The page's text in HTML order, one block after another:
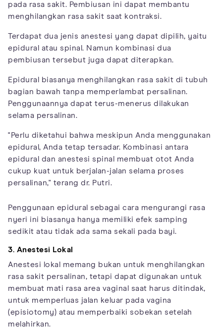
pada rasa sakit. Pembiusan ini dapat membantu
menghilangkan rasa sakit saat kontraksi.
Terdapat dua jenis anestesi yang dapat dipilih, yaitu
epidural atau spinal. Namun kombinasi dua
pembiusan tersebut juga dapat diterapkan.
Epidural biasanya menghilangkan rasa sakit di tubuh
bagian bawah tanpa memperlambat persalinan.
Penggunaannya dapat terus-menerus dilakukan
selama persalinan.
"Perlu diketahui bahwa meskipun Anda menggunakan
epidural, Anda tetap tersadar. Kombinasi antara
epidural dan anestesi spinal membuat otot Anda
cukup kuat untuk berjalan-jalan selama proses
persalinan," terang dr. Putri.
Penggunaan epidural sebagai cara mengurangi rasa
nyeri ini biasanya hanya memiliki efek samping
sedikit atau tidak ada sama sekali pada bayi.
3. Anestesi Lokal
Anestesi lokal memang bukan untuk menghilangkan
rasa sakit persalinan, tetapi dapat digunakan untuk
membuat mati rasa area vaginal saat harus ditindak,
untuk memperluas jalan keluar pada vagina
(episiotomy) atau memperbaiki sobekan setelah
melahirkan.